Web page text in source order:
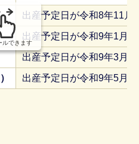
出産予定日が令和8年11月
出産予定日が令和9年1月
出産予定日が令和9年3月
出産予定日が令和9年5月
ルできます